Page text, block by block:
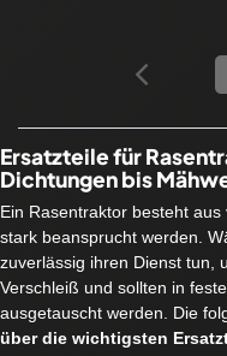
Ersatzteile für
Dichtungen bis
Ein Rasentraktor besteht
stark beansprucht werden.
zuverlässig ihren Dienst tun,
Verschleiß und sollten in
ausgetauscht werden. Die
über die wichtigsten